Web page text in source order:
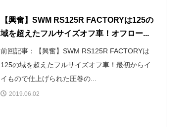
【興奮】SWM RS125R FACTORYは125の
域を超えたフルサイズオフ車！オフロー...
前回記事：【興奮】SWM RS125R FACTORYは
125の域を超えたフルサイズオフ車！最初からイ
イもので仕上げられた圧巻の...
2019.06.02